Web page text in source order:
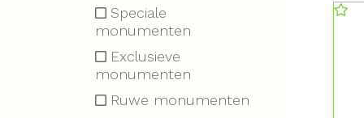
Speciale
monumenten
Exclusieve
monumenten
Ruwe monumenten